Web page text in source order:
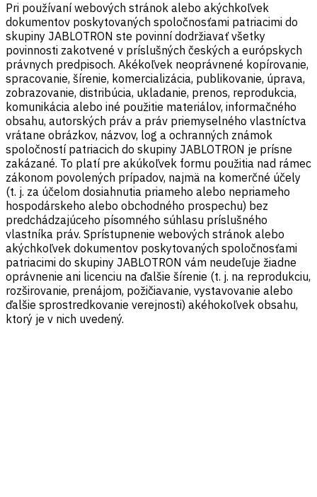
Pri používaní webových stránok alebo akýchkoľvek
dokumentov poskytovaných spoločnosťami patriacimi do
skupiny JABLOTRON ste povinní dodržiavať všetky
povinnosti zakotvené v príslušných českých a európskych
právnych predpisoch. Akékoľvek neoprávnené kopírovanie,
spracovanie, šírenie, komercializácia, publikovanie, úprava,
zobrazovanie, distribúcia, ukladanie, prenos, reprodukcia,
komunikácia alebo iné použitie materiálov, informačného
obsahu, autorských práv a práv priemyselného vlastníctva
vrátane obrázkov, názvov, log a ochranných známok
spoločností patriacich do skupiny JABLOTRON je prísne
zakázané. To platí pre akúkoľvek formu použitia nad rámec
zákonom povolených prípadov, najmä na komerčné účely
(t. j. za účelom dosiahnutia priameho alebo nepriameho
hospodárskeho alebo obchodného prospechu) bez
predchádzajúceho písomného súhlasu príslušného
vlastníka práv. Sprístupnenie webových stránok alebo
akýchkoľvek dokumentov poskytovaných spoločnosťami
patriacimi do skupiny JABLOTRON vám neudeľuje žiadne
oprávnenie ani licenciu na ďalšie šírenie (t. j. na reprodukciu,
rozširovanie, prenájom, požičiavanie, vystavovanie alebo
ďalšie sprostredkovanie verejnosti) akéhokoľvek obsahu,
ktorý je v nich uvedený.